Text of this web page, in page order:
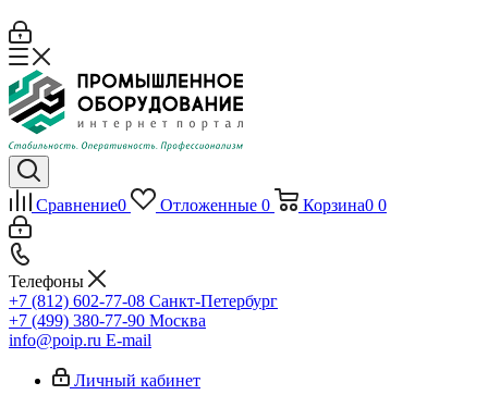
Сравнение0 Отложенные 0 Корзина0 0
Телефоны
+7 (812) 602-77-08 Санкт-Петербург
+7 (499) 380-77-90 Москва
info@poip.ru E-mail
Личный кабинет